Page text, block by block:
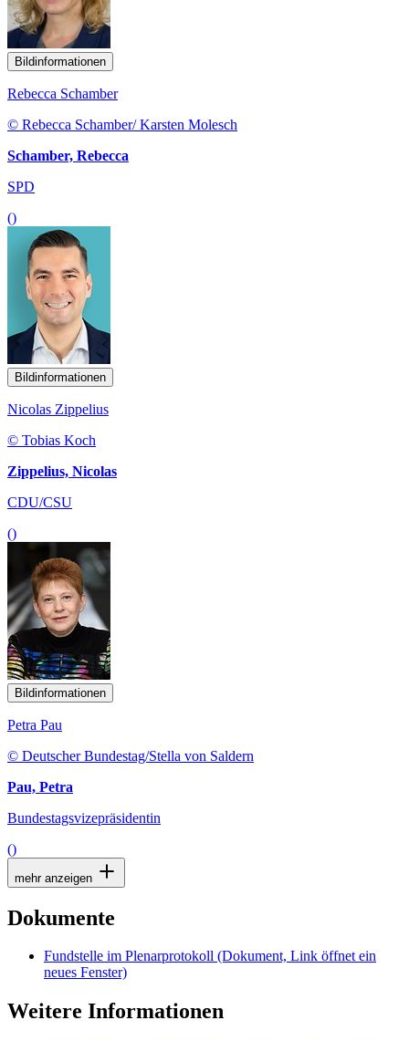
Bildinformationen
Rebecca Schamber
© Rebecca Schamber/ Karsten Molesch
Schamber, Rebecca
SPD
()
Bildinformationen
Nicolas Zippelius
© Tobias Koch
Zippelius, Nicolas
CDU/CSU
()
Bildinformationen
Petra Pau
© Deutscher Bundestag/Stella von Saldern
Pau, Petra
Bundestagsvizepräsidentin
()
mehr anzeigen
Dokumente
Fundstelle im Plenarprotokoll (Dokument, Link öffnet ein
neues Fenster)
Weitere Informationen